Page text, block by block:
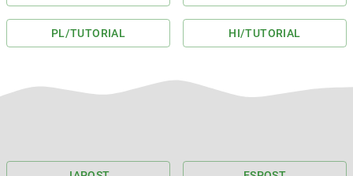
PL/TUTORIAL HI/TUTORIAL